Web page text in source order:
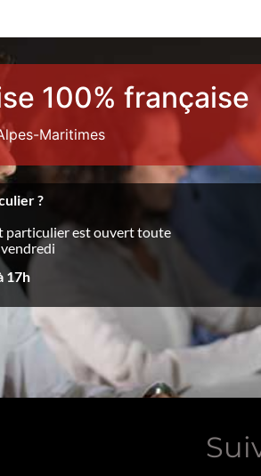
100% française
Maritimes
?
particulier est ouvert toute
vendredi
17h